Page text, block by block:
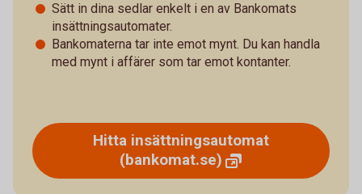
Sätt in dina sedlar enkelt i en av Bankomats
insättningsautomater.
Bankomaterna tar inte emot mynt. Du kan handla
med mynt i affärer som tar emot kontanter.
Hitta insättningsautomat
(bankomat.se)